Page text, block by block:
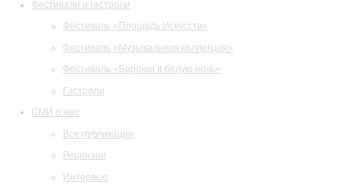
Фестивали и гастроли
Фестиваль «Площадь Искусств»
Фестиваль «Музыкальная коллекция»
Фестиваль «Барокко в белую ночь»
Гастроли
СМИ о нас
Все публикации
Рецензии
Интервью